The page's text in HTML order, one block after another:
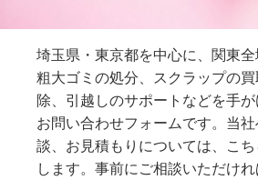
埼玉県・東京都を中心に、関東
粗大ゴミの処分、スクラップの
除、引越しのサポートなどを手
お問い合わせフォームです。当
談、お見積もりについては、こ
します。事前にご相談いただけ